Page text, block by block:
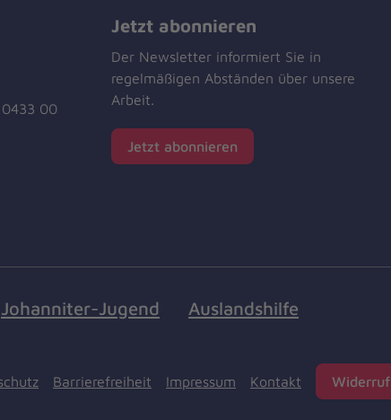
00
Jetzt abonnieren
Der Newsletter informiert Sie in
regelmäßigen Abständen über unsere
Arbeit.
Jetzt abonnieren
Johanniter-Jugend Auslandshilfe
Barrierefreiheit Impressum Kontakt Widerruf